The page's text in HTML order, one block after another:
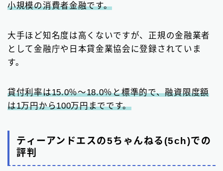
小規模の消費者金融です。
大手ほど知名度は高くないですが、正規の金融業者
として金融庁や日本貸金業協会に登録されていま
す。
貸付利率は15.0％～18.0％と標準的で、融資限度額
は1万円から100万円までです。
ティーアンドエスの5ちゃんねる(5ch)での
評判